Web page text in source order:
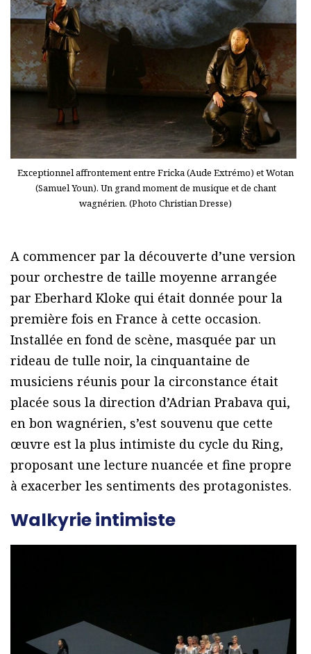
Exceptionnel affrontement entre Fricka (Aude Extrémo) et Wotan
(Samuel Youn). Un grand moment de musique et de chant
wagnérien. (Photo Christian Dresse)
A commencer par la découverte d’une version
pour orchestre de taille moyenne arrangée
par Eberhard Kloke qui était donnée pour la
première fois en France à cette occasion.
Installée en fond de scène, masquée par un
rideau de tulle noir, la cinquantaine de
musiciens réunis pour la circonstance était
placée sous la direction d’Adrian Prabava qui,
en bon wagnérien, s’est souvenu que cette
œuvre est la plus intimiste du cycle du Ring,
proposant une lecture nuancée et fine propre
à exacerber les sentiments des protagonistes.
Walkyrie intimiste